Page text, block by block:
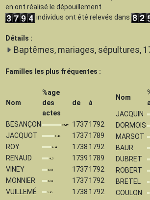
en ont réalisé le dépouillement.
individus ont été relevés dans
Détails :
Baptêmes, mariages, sépultures,
Familles les plus fréquentes :
Nom
%age
des
actes
de à
BESANÇON 1737 1792
JACQUOT
1737 1789
ROY
1738 1792
RENAUD
1739 1789
VINEY
1737 1792
MONNIER
1737 1792
VUILLEMÉ
1738 1792
Nom
JACQUIN
DORMOIS
MARSOT
BAUR
DUBRET
ROBERT
BRETEL
COULON